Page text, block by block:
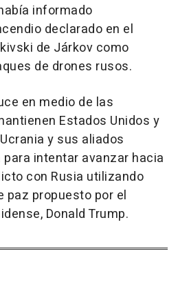
informado
declarado en el
de Járkov como
de drones rusos.
en medio de las
Estados Unidos y
y sus aliados
para intentar avanzar hacia
con Rusia utilizando
paz propuesto por el
Donald Trump.